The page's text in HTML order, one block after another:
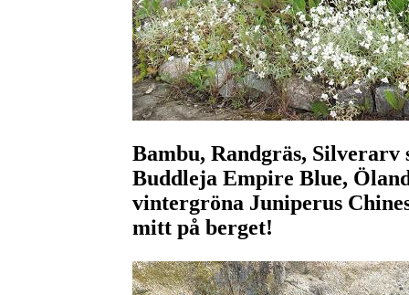
Bambu, Randgräs,
Buddleja Empire Blue,
vintergröna Juniperus
mitt på berget!